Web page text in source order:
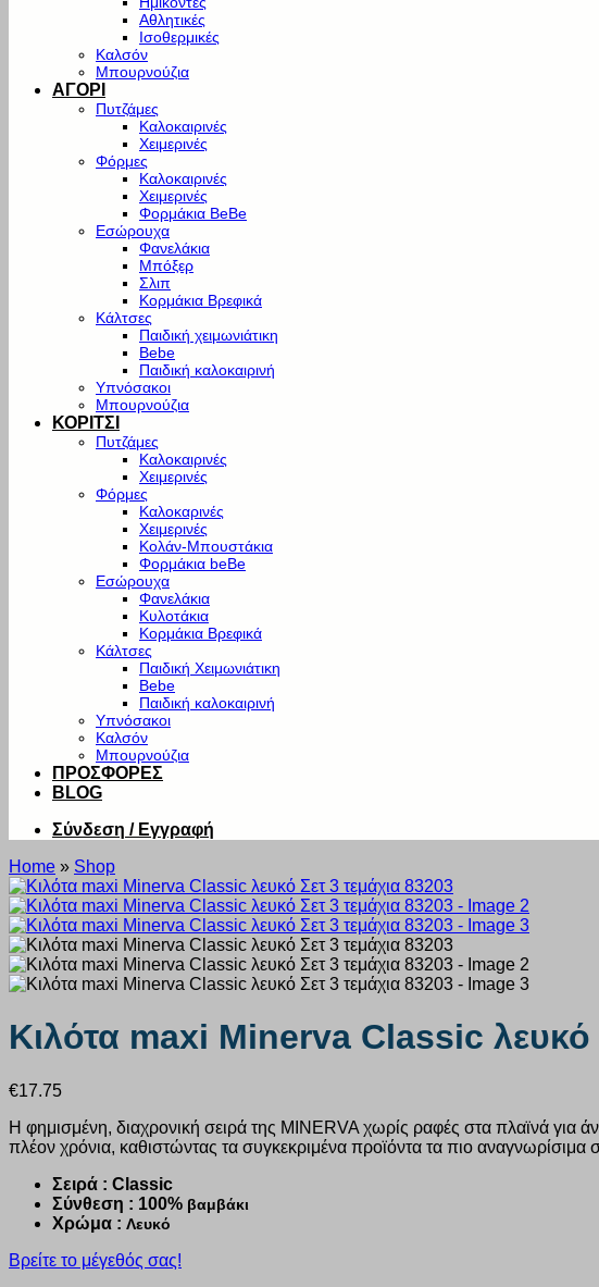
Αθλητικές
Ισοθερμικές
Καλσόν
Μπουρνούζια
ΑΓΟΡΙ
Πυτζάμες
Καλοκαιρινές
Χειμερινές
Φόρμες
Καλοκαιρινές
Χειμερινές
Φορμάκια BeBe
Εσώρουχα
Φανελάκια
Μπόξερ
Σλιπ
Κορμάκια Βρεφικά
Κάλτσες
Παιδική χειμωνιάτικη
Bebe
Παιδική καλοκαιρινή
Υπνόσακοι
Μπουρνούζια
ΚΟΡΙΤΣΙ
Πυτζάμες
Καλοκαιρινές
Χειμερινές
Φόρμες
Καλοκαρινές
Χειμερινές
Κολάν-Μπουστάκια
Φορμάκια beBe
Εσώρουχα
Φανελάκια
Κυλοτάκια
Κορμάκια Βρεφικά
Κάλτσες
Παιδική Χειμωνιάτικη
Bebe
Παιδική καλοκαιρινή
Υπνόσακοι
Καλσόν
Μπουρνούζια
ΠΡΟΣΦΟΡΕΣ
BLOG
Σύνδεση / Εγγραφή
Home » Shop
Κιλότα maxi Minerva Classic λευκό
€17.75
Η φημισμένη, διαχρονική σειρά της ΜΙΝΕRVA χωρίς ραφές στα πλαϊνά για
πλέον χρόνια, καθιστώντας τα συγκεκριμένα προϊόντα τα πιο αναγνωρίσιμα
Σειρά : Classic
Σύνθεση : 100% βαμβάκι
Χρώμα : Λευκό
Βρείτε το μέγεθός σας!